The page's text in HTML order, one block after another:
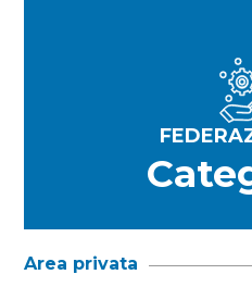
Area privata